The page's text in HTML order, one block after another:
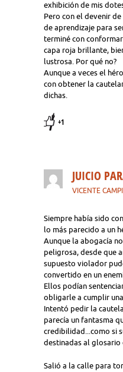
exhibición de mis
Pero con el devenir
de aprendizaje para
terminé con
capa roja brillante,
lustrosa. Por qué no?
Aunque a veces el
con obtener la
dichas.
+1
JUICIO
VICENTE
Siempre había sido
lo más parecido a un
Aunque la abogacía
peligrosa, desde que
supuesto violador
convertido en un
Ellos podían
obligarle a cumplir
Intentó pedir la
parecía un fantasma
credibilidad...como si
destinadas al glosario
Salió a la calle para